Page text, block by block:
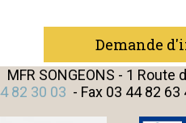
Demande
MFR SONGEONS - 1
82 30 03 - Fax 03 44 82 63